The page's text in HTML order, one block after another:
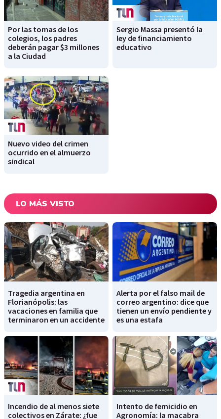
Por las tomas de los
colegios, los padres
deberán pagar $3 millones
a la Ciudad
Sergio Massa presentó la
ley de financiamiento
educativo
Nuevo video del crimen
ocurrido en el almuerzo
sindical
LO MÁS VISTO
Tragedia argentina en
Florianópolis: las
vacaciones en familia que
terminaron en un accidente
Alerta por el falso mail de
correo argentino: dice que
tienen un envío pendiente y
es una estafa
Incendio de al menos siete
colectivos en Zárate: ¿fue
Intento de femicidio en
Agronomía: la macabra